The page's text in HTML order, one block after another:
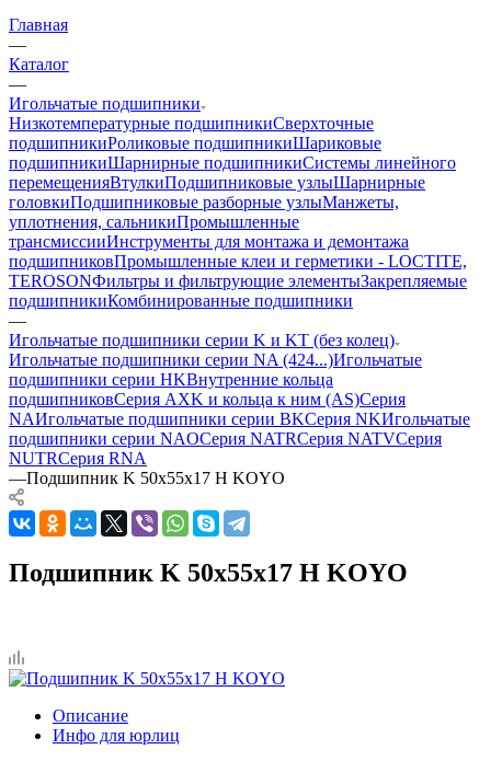
Главная
—
Каталог
—
Игольчатые подшипники
Низкотемпературные подшипникиСверхточные
подшипникиРоликовые подшипникиШариковые
подшипникиШарнирные подшипникиСистемы линейного
перемещенияВтулкиПодшипниковые узлыШарнирные
головкиПодшипниковые разборные узлыМанжеты,
уплотнения, сальникиПромышленные
трансмиссииИнструменты для монтажа и демонтажа
подшипниковПромышленные клеи и герметики - LOCTITE,
TEROSONФильтры и фильтрующие элементыЗакрепляемые
подшипникиКомбинированные подшипники
—
Игольчатые подшипники серии K и KT (без колец)
Игольчатые подшипники серии NA (424...)Игольчатые
подшипники серии HKВнутренние кольца
подшипниковСерия AXK и кольца к ним (AS)Серия
NAИгольчатые подшипники серии BKСерия NKИгольчатые
подшипники серии NAOСерия NATRСерия NATVСерия
NUTRСерия RNA
—Подшипник K 50x55x17 H KOYO
Подшипник K 50x55x17 H KOYO
Описание
Инфо для юрлиц